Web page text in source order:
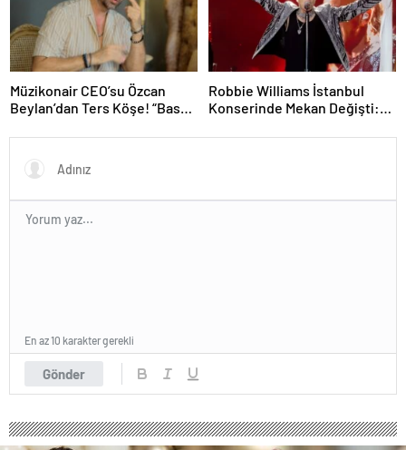
Müzikonair CEO’su Özcan
Beylan’dan Ters Köşe! “Bas
Adımını Attı!
Robbie Williams İstanbul
Konserinde Mekan Değişti:
Taşındı!
Gönder
En az 10 karakter gerekli